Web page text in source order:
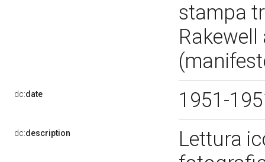
stampa
dc:date 1951-
dc:description
Lettura